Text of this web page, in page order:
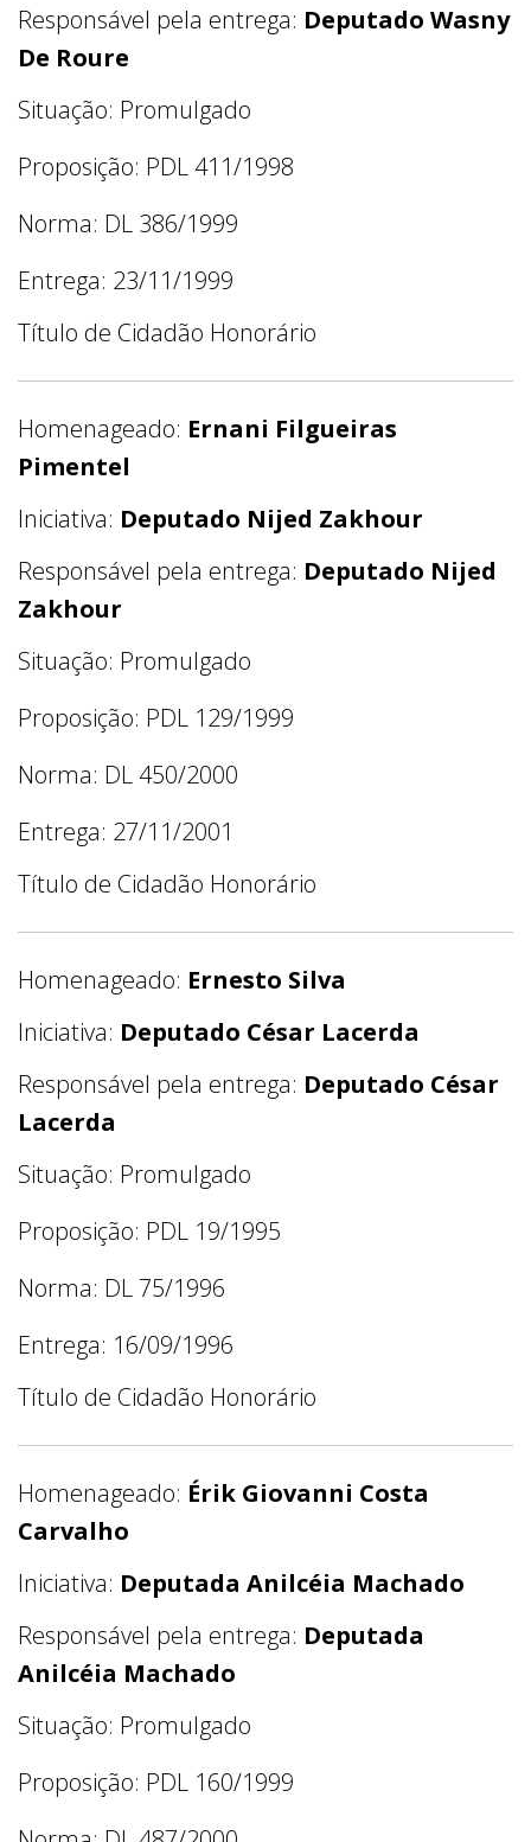
Responsável pela entrega: Deputado Wasny
De Roure
Situação: Promulgado
Proposição: PDL 411/1998
Norma: DL 386/1999
Entrega: 23/11/1999
Título de Cidadão Honorário
Homenageado: Ernani Filgueiras
Pimentel
Iniciativa: Deputado Nijed Zakhour
Responsável pela entrega: Deputado Nijed
Zakhour
Situação: Promulgado
Proposição: PDL 129/1999
Norma: DL 450/2000
Entrega: 27/11/2001
Título de Cidadão Honorário
Homenageado: Ernesto Silva
Iniciativa: Deputado César Lacerda
Responsável pela entrega: Deputado César
Lacerda
Situação: Promulgado
Proposição: PDL 19/1995
Norma: DL 75/1996
Entrega: 16/09/1996
Título de Cidadão Honorário
Homenageado: Érik Giovanni Costa
Carvalho
Iniciativa: Deputada Anilcéia Machado
Responsável pela entrega: Deputada
Anilcéia Machado
Situação: Promulgado
Proposição: PDL 160/1999